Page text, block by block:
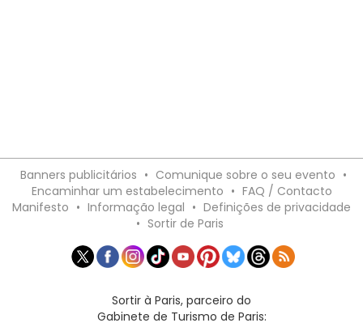
Banners publicitários • Comunique sobre o seu evento •
Encaminhar um estabelecimento • FAQ / Contacto
Manifesto • Informação legal • Definições de privacidade
• Sortir de Paris
Sortir à Paris, parceiro do
Gabinete de Turismo de Paris: